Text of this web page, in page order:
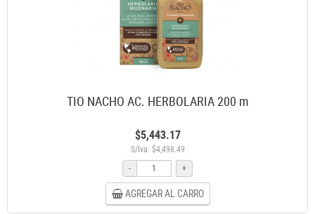
TIO NACHO AC. HERBOLARIA 200 m
$5,443.17
S/Iva: $4,498.49
-
+
AGREGAR AL CARRO